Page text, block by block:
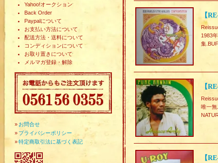
Yahoo!オークション
Back Order
Paypalについて
お支払い方法について
配送方法・送料について
コンディションについて
お取り置きについて
メルマガ登録・解除
» お問合せ
» プライバシーポリシー
»特定商取引法に基づく表記
【
1983
集
【
唯一
【